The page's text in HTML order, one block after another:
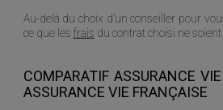
Au-delà du choix d’un conseiller pour
ce que les frais du contrat choisi ne soient
COMPARATIF ASSURANCE
ASSURANCE VIE FRANÇAISE